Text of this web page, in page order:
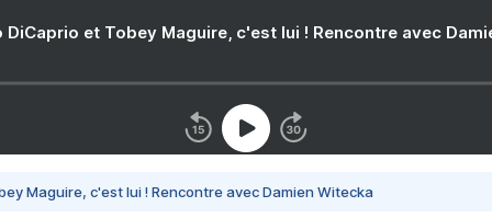
DiCaprio et Tobey Maguire, c'est lui ! Rencontre avec
Maguire, c'est lui ! Rencontre avec Damien Witecka